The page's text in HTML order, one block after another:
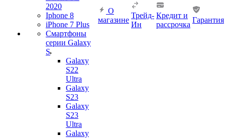
2020
Iphone 8
iPhone 7 Plus
Смартфоны
серии Galaxy
S
Galaxy
S22
Ultra
Galaxy
S23
Galaxy
S23
Ultra
Galaxy
О
магазине
Трейд-
Ин
Кредит и
рассрочка
Гарантия